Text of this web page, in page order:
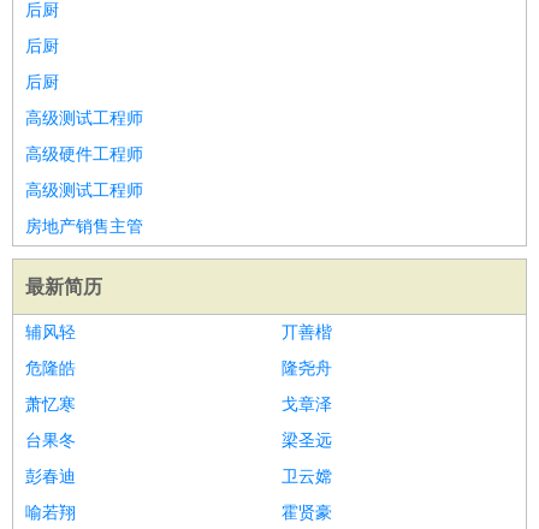
后厨
后厨
后厨
高级测试工程师
高级硬件工程师
高级测试工程师
房地产销售主管
最新简历
辅风轻
丌善楷
危隆皓
隆尧舟
萧忆寒
戈章泽
台果冬
梁圣远
彭春迪
卫云嫦
喻若翔
霍贤豪